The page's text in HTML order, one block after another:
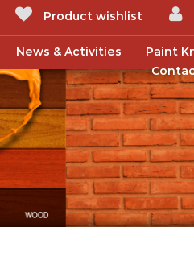
Product wishlist
News & Activities Paint